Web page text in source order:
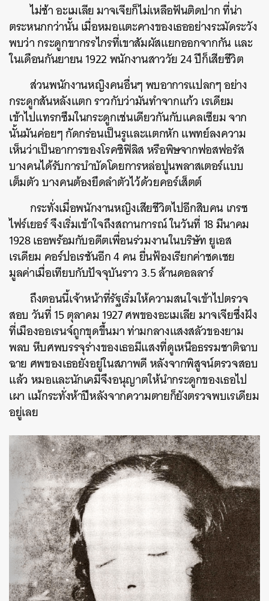
ไม่ช้า อะเมเลีย มาจเจียก็ไม่เหลือฟันติดปาก ที่น่า
ตระหนกกว่านั้น เมื่อหมอแตะคางของเธออย่างระมัดระวัง
พบว่า กระดูกขากรรไกรที่เขาสัมผัสแยกออกจากกัน และ
ในเดือนกันยายน 1922 พนักงานสาววัย 24 ปีก็เสียชีวิต
ส่วนพนักงานหญิงคนอื่นๆ พบอาการแปลกๆ อย่าง
กระดูกสันหลังแตก ราวกับว่ามันทำจากแก้ว เรเดียม
เข้าไปแทรกซึมในกระดูกเช่นเดียวกันกับแคลเซียม จาก
นั้นมันค่อยๆ กัดกร่อนเป็นรูและแตกหัก แพทย์ลงความ
เห็นว่าเป็นอาการของโรคซิฟิลิส หรือพิษจากฟอสฟอรัส
บางคนได้รับการบำบัดโดยการหล่อปูนพลาสเตอร์แบบ
เต็มตัว บางคนต้องยึดลำตัวไว้ด้วยคอร์เส็ตต์
กระทั่งเมื่อพนักงานหญิงเสียชีวิตไปอีกสิบคน เกรซ
ไฟร์เยอร์ จึงเริ่มเข้าใจถึงสถานการณ์ ในวันที่ 18 มีนาคม
1928 เธอพร้อมกับอดีตเพื่อนร่วมงานในบริษัท ยูเอส
เรเดียม คอร์ปอเรชันอีก 4 คน ยื่นฟ้องเรียกค่าชดเชย
มูลค่าเมื่อเทียบกับปัจจุบันราว 3.5 ล้านดอลลาร์
ถึงตอนนี้เจ้าหน้าที่รัฐเริ่มให้ความสนใจเข้าไปตรวจ
สอบ วันที่ 15 ตุลาคม 1927 ศพของอะเมเลีย มาจเจียซึ่งฝัง
ที่เมืองออเรนจ์ถูกขุดขึ้นมา ท่ามกลางแสงสลัวของยาม
พลบ หีบศพบรรจุร่างของเธอมีแสงที่ดูเหนือธรรมชาติฉาบ
ฉาย ศพของเธอยังอยู่ในสภาพดี หลังจากพิสูจน์ตรวจสอบ
แล้ว หมอและนักเคมีจึงอนุญาตให้นำกระดูกของเธอไป
เผา แม้กระทั่งห้าปีหลังจากความตายก็ยังตรวจพบเรเดียม
อยู่เลย